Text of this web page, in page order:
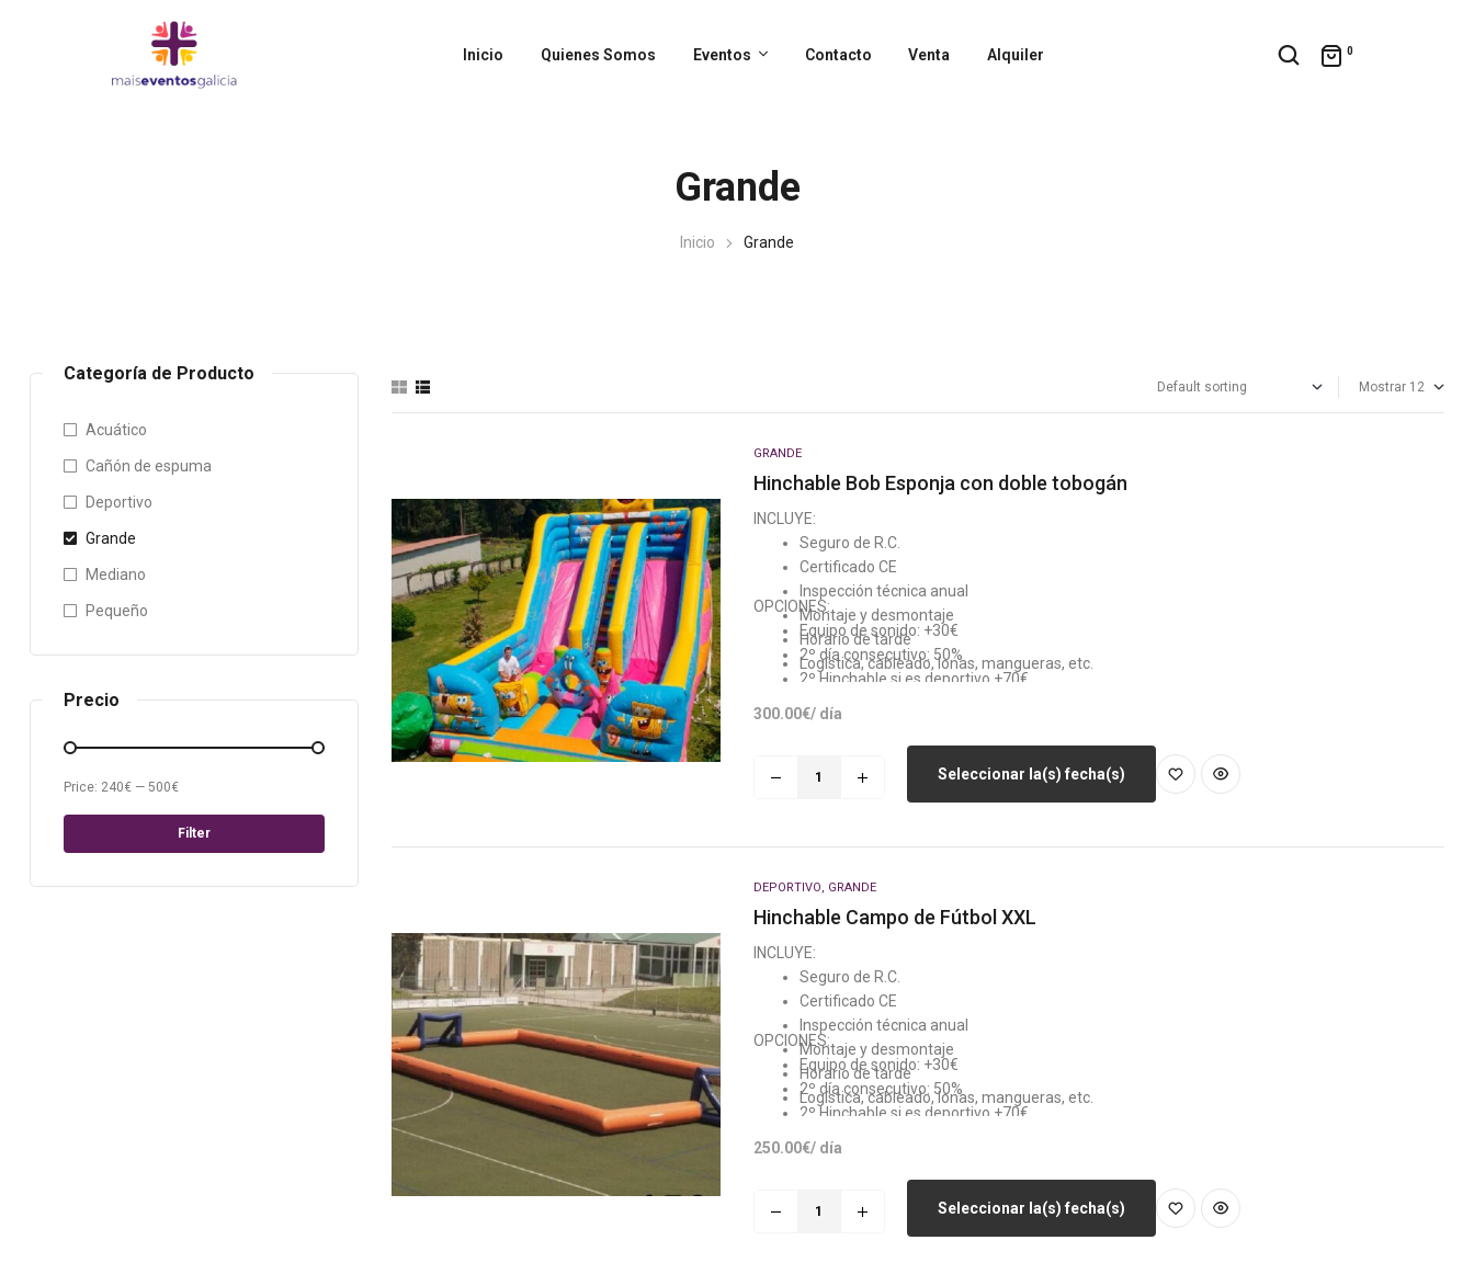
Inicio Quienes Somos Eventos Contacto Venta Alquiler 0
Grande
Inicio Grande
Mostrar
GRANDE
Hinchable Bob Esponja con doble tobogán
INCLUYE:
Seguro de R.C.
Certificado CE
Inspección técnica anual
Montaje y desmontaje
Horario de tarde
Logística, cableado, lonas, mangueras, etc.
OPCIONES:
Equipo de sonido: +30€
2º día consecutivo: 50%
2º Hinchable si es deportivo +70€
300.00€/ día
Seleccionar la(s) fecha(s)
DEPORTIVO, GRANDE
Hinchable Campo de Fútbol XXL
INCLUYE:
Seguro de R.C.
Certificado CE
Inspección técnica anual
Montaje y desmontaje
Horario de tarde
Logística, cableado, lonas, mangueras, etc.
OPCIONES:
Equipo de sonido: +30€
2º día consecutivo: 50%
2º Hinchable si es deportivo +70€
250.00€/ día
Seleccionar la(s) fecha(s)
Categoría de Producto
Acuático
Cañón de espuma
Deportivo
Grande
Mediano
Pequeño
Precio
Filter
Price: 240€ — 500€